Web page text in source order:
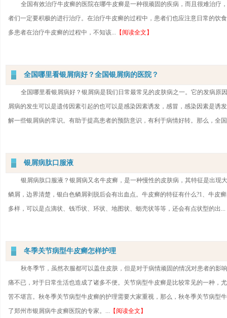
全国有效治疗牛皮癣的医院在哪牛皮癣是一种很顽固的疾病，而且很难治疗
者们一定要积极的进行治疗。在治疗牛皮癣的过程中，患者们也应注意日常的饮
多患者在治疗牛皮癣的过程中，不知该... 【阅读全文】
全国哪里看银屑病好？全国银屑病的医院？
全国哪里看银屑病好？银屑病是我们日常最常见的皮肤病之一。它的发病原
屑病的发生可以是遗传因素引起的也可以是感染因素诱发，感冒，感染因素是诱
解一些银屑病的常识。有助于提高患者的预防意识，有利于病情好转。那么，全
银屑病肽口服液
银屑病肽口服液？银屑病又名牛皮癣，是一种慢性的皮肤病，其特征是出现
鳞屑，边界清楚，银白色鳞屑剥脱后会有出血点。牛皮癣的特征有什么?1、牛皮
多样，可以是点滴状、钱币状、环状、地图状、蛎壳状等等，还会有点状型的出...
冬季关节病型牛皮癣怎样护理
秋冬季节，虽然衣服都可以盖住皮肤，但是对于病情顽固的情况对患者的影
痛不已，对于日常生活也造成了诸多不便。关节病型牛皮癣是比较常见的一种，
苦不堪言。秋冬季关节病型牛皮癣的护理需要大家重视，那么，秋冬季关节病型
了郑州市银屑病牛皮癣医院的专家。... 【阅读全文】